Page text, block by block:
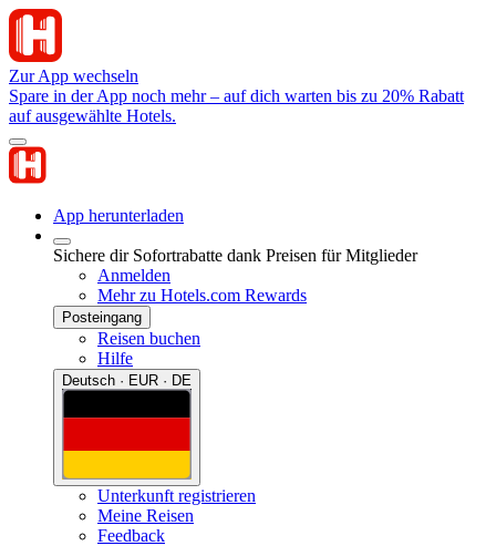
Zur App wechseln
Spare in der App noch mehr – auf dich warten bis zu 20% Rabatt
auf ausgewählte Hotels.
App herunterladen
Sichere dir Sofortrabatte dank Preisen für Mitglieder
Anmelden
Mehr zu Hotels.com Rewards
Posteingang
Reisen buchen
Hilfe
Deutsch · EUR · DE
Unterkunft registrieren
Meine Reisen
Feedback